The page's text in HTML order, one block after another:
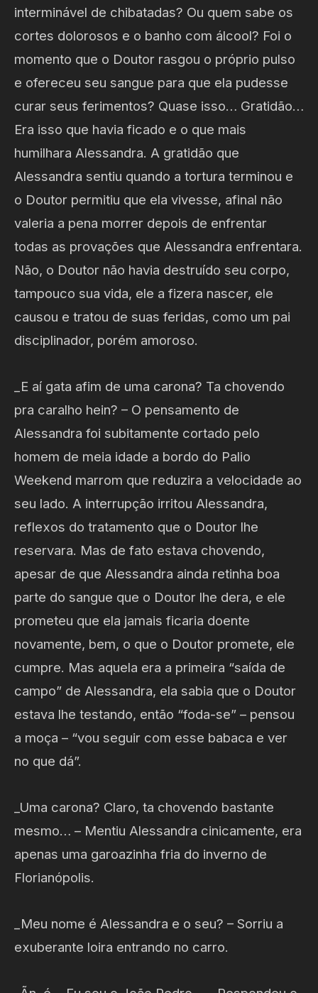
interminável de chibatadas? Ou quem sabe os
cortes dolorosos e o banho com álcool? Foi o
momento que o Doutor rasgou o próprio pulso
e ofereceu seu sangue para que ela pudesse
curar seus ferimentos? Quase isso… Gratidão…
Era isso que havia ficado e o que mais
humilhara Alessandra. A gratidão que
Alessandra sentiu quando a tortura terminou e
o Doutor permitiu que ela vivesse, afinal não
valeria a pena morrer depois de enfrentar
todas as provações que Alessandra enfrentara.
Não, o Doutor não havia destruído seu corpo,
tampouco sua vida, ele a fizera nascer, ele
causou e tratou de suas feridas, como um pai
disciplinador, porém amoroso.
_E aí gata afim de uma carona? Ta chovendo
pra caralho hein? – O pensamento de
Alessandra foi subitamente cortado pelo
homem de meia idade a bordo do Palio
Weekend marrom que reduzira a velocidade ao
seu lado. A interrupção irritou Alessandra,
reflexos do tratamento que o Doutor lhe
reservara. Mas de fato estava chovendo,
apesar de que Alessandra ainda retinha boa
parte do sangue que o Doutor lhe dera, e ele
prometeu que ela jamais ficaria doente
novamente, bem, o que o Doutor promete, ele
cumpre. Mas aquela era a primeira “saída de
campo” de Alessandra, ela sabia que o Doutor
estava lhe testando, então “foda-se” – pensou
a moça – “vou seguir com esse babaca e ver
no que dá”.
_Uma carona? Claro, ta chovendo bastante
mesmo… – Mentiu Alessandra cinicamente, era
apenas uma garoazinha fria do inverno de
Florianópolis.
_Meu nome é Alessandra e o seu? – Sorriu a
exuberante loira entrando no carro.